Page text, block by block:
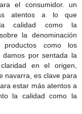
el consumidor. un
atentos a lo que
la calidad como la
la denominación
como los
por sentada la
en el origen,
navarra, es clave para
estar más atentos a
la calidad como la